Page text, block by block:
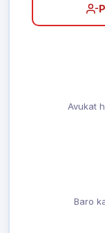
Avukat
Baro